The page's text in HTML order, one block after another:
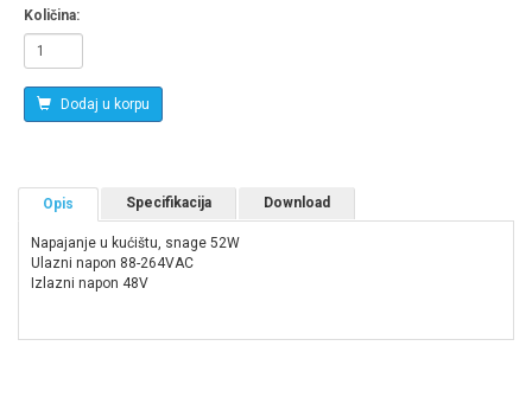
Količina:
Dodaj u korpu
Opis Specifikacija Download
Napajanje u kućištu, snage 52W
Ulazni napon 88-264VAC
Izlazni napon 48V